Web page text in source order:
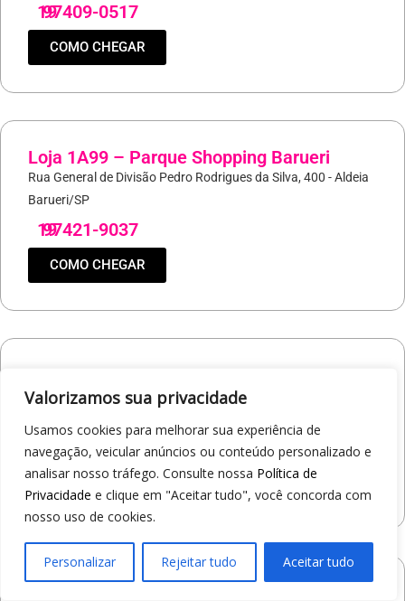
Valorizamos sua privacidade
Usamos cookies para melhorar sua experiência de
navegação, veicular anúncios ou conteúdo personalizado e
analisar nosso tráfego. Consulte nossa Política de
Privacidade e clique em "Aceitar tudo", você concorda com
nosso uso de cookies.
Personalizar Rejeitar tudo Aceitar tudo
19
97409-0517
COMO CHEGAR
Loja 1A99 – Parque Shopping Barueri
Rua General de Divisão Pedro Rodrigues da Silva, 400 - Aldeia
Barueri/SP
19
97421-9037
COMO CHEGAR
Via Conselheiro Antonio Prado, 1400 - Pedro Cavaline
19
97407-5840
COMO CHEGAR